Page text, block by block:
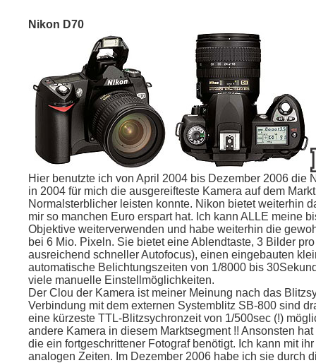
Nikon D70
Hier benutzte ich von April 2004 bis Dezember 2006 die
in 2004 für mich die ausgereifteste Kamera auf dem
Normalsterblicher leisten konnte. Nikon bietet weiterhin
mir so manchen Euro erspart hat. Ich kann ALLE meine
Objektive weiterverwenden und habe weiterhin die
bei 6 Mio. Pixeln. Sie bietet eine Ablendtaste, 3 Bilder
ausreichend schneller Autofocus), einen eingebauten
automatische Belichtungszeiten von 1/8000 bis
viele manuelle Einstellmöglichkeiten.
Der Clou der Kamera ist meiner Meinung nach das
Verbindung mit dem externen Systemblitz SB-800 sind
eine kürzeste TTL-Blitzsychronzeit von 1/500sec (!)
andere Kamera in diesem Marktsegment !! Ansonsten
die ein fortgeschrittener Fotograf benötigt. Ich kann mit
analogen Zeiten. Im Dezember 2006 habe ich sie durch